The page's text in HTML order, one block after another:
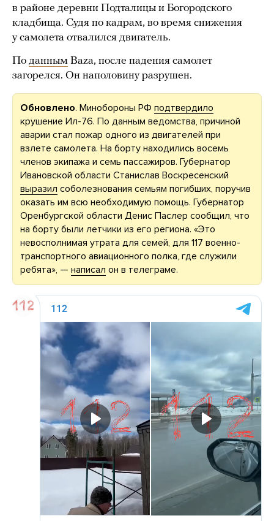
в районе деревни Подталицы и Богородского
кладбища. Судя по кадрам, во время снижения
у самолета отвалился двигатель.
По данным Baza, после падения самолет
загорелся. Он наполовину разрушен.
Обновлено. Минобороны РФ подтвердило
крушение Ил-76. По данным ведомства, причиной
аварии стал пожар одного из двигателей при
взлете самолета. На борту находились восемь
членов экипажа и семь пассажиров. Губернатор
Ивановской области Станислав Воскресенский
выразил соболезнования семьям погибших, поручив
оказать им всю необходимую помощь. Губернатор
Оренбургской области Денис Паслер сообщил, что
на борту были летчики из его региона. «Это
невосполнимая утрата для семей, для 117 военно-
транспортного авиационного полка, где служили
ребята», — написал он в телеграме.